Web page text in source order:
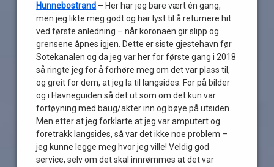
Hunnebostrand – Her har jeg bare vært én gang,
men jeg likte meg godt og har lyst til å returnere hit
ved første anledning – når koronaen gir slipp og
grensene åpnes igjen. Dette er siste gjestehavn før
Sotekanalen og da jeg var her for første gang i 2018
så ringte jeg for å forhøre meg om det var plass til,
og greit for dem, at jeg la til langsides. For på bilder
og i Havneguiden så det ut som om det kun var
fortøyning med baug/akter inn og bøye på utsiden.
Men etter at jeg forklarte at jeg var amputert og
foretrakk langsides, så var det ikke noe problem –
jeg kunne legge meg hvor jeg ville! Veldig god
service, selv om det skal innrømmes at det var